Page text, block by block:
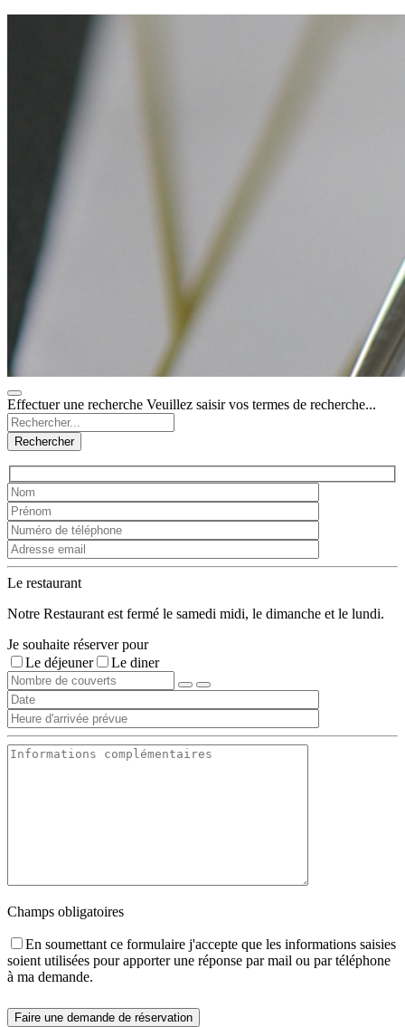
Effectuer une recherche Veuillez saisir vos termes de recherche...
Rechercher
Le restaurant
Notre Restaurant est fermé le samedi midi, le dimanche et le lundi.
Je souhaite réserver pour
Le déjeuner
Le diner
Champs obligatoires
En soumettant ce formulaire j'accepte que les informations saisies
soient utilisées pour apporter une réponse par mail ou par téléphone
à ma demande.